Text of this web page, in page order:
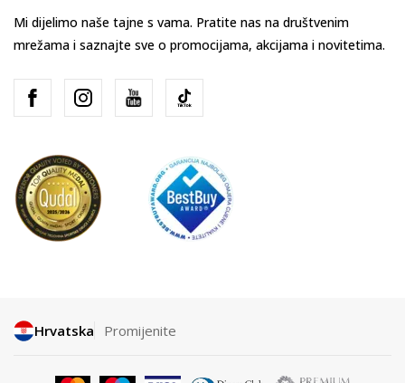
Mi dijelimo naše tajne s vama. Pratite nas na društvenim
mrežama i saznajte sve o promocijama, akcijama i novitetima.
Hrvatska Promijenite